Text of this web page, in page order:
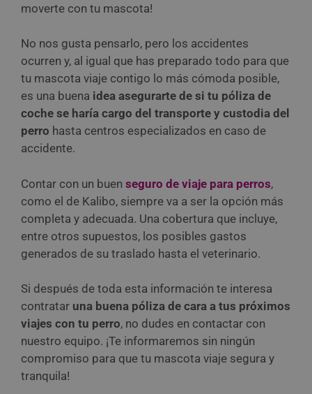
moverte con tu mascota!
No nos gusta pensarlo, pero los accidentes
ocurren y, al igual que has preparado todo para que
tu mascota viaje contigo lo más cómoda posible,
es una buena idea asegurarte de si tu póliza de
coche se haría cargo del transporte y custodia del
perro hasta centros especializados en caso de
accidente.
Contar con un buen seguro de viaje para perros,
como el de Kalibo, siempre va a ser la opción más
completa y adecuada. Una cobertura que incluye,
entre otros supuestos, los posibles gastos
generados de su traslado hasta el veterinario.
Si después de toda esta información te interesa
contratar una buena póliza de cara a tus próximos
viajes con tu perro, no dudes en contactar con
nuestro equipo. ¡Te informaremos sin ningún
compromiso para que tu mascota viaje segura y
tranquila!